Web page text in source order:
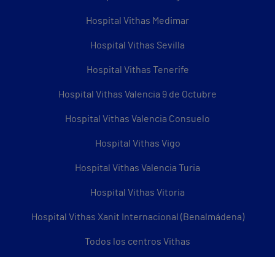
Hospital Vithas Medimar
Hospital Vithas Sevilla
Hospital Vithas Tenerife
Hospital Vithas Valencia 9 de Octubre
Hospital Vithas Valencia Consuelo
Hospital Vithas Vigo
Hospital Vithas Valencia Turia
Hospital Vithas Vitoria
Hospital Vithas Xanit Internacional (Benalmádena)
Todos los centros Vithas